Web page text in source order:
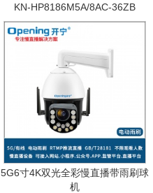
KN-HP8186M5A/8AC-36ZB
5G6寸4K双光全彩慢直播带雨刷球
机